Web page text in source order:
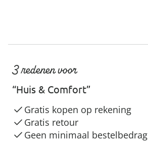
3 redenen voor
“Huis & Comfort”
Gratis kopen op rekening
Gratis retour
Geen minimaal bestelbedrag